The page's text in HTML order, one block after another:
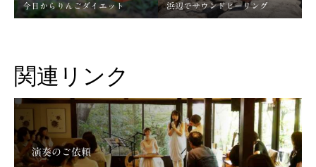
今日からりんごダイエット 浜辺でサウンドヒーリング
関連リンク
演奏のご依頼